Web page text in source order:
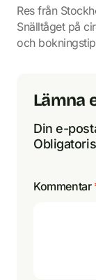
Res från
Snälltåget på
och
Lämna
Din e-
Kommentar